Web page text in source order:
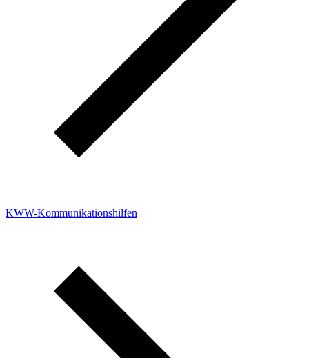
KWW-Kommunikationshilfen